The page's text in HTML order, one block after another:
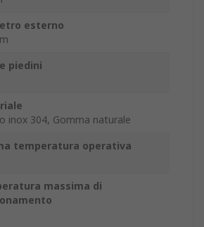
esterno
piedini
inox 304, Gomma naturale
temperatura operativa
massima di